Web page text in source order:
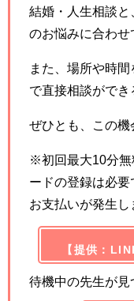
結婚・人生相談と
のお悩みに合わせ
また、場所や時
で直接相談がで
ぜひとも、この機
※初回最大10分無
ードの登録は必要
お支払いが発生し
【提供：
待機中の先生が見